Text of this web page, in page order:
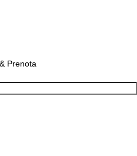
Prenota